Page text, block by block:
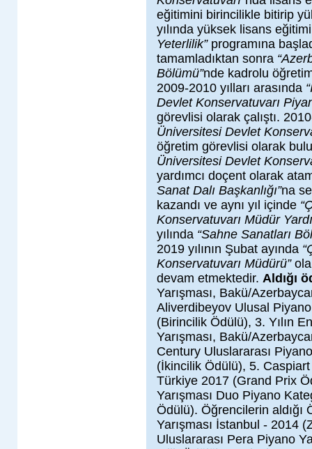
eğitimini birincilikle bitirip
yılında yüksek lisans
Yeterlilik”programına
tamamladıktan sonra
Bölümü”nde kadrolu
2009-2010 yılları arasında
Devlet Konservatuvarı
görevlisi olarak çalıştı.
Üniversitesi Devlet
öğretim görevlisi olarak
Üniversitesi Devlet
yardımcı doçent olarak
Sanat Dalı Başkanlığı”na
kazandı ve aynı yıl içinde
Konservatuvarı Müdür
yılında “Sahne Sanatları
2019 yılının Şubat ayında
Konservatuvarı Müdürü”
devam etmektedir. Aldığı
Yarışması, Bakü/
Aliverdibeyov Ulusal
(Birincilik Ödülü), 3. Yılın
Yarışması, Bakü/
Century Uluslararası
(İkincilik Ödülü), 5. Caspiart
Türkiye 2017 (Grand Prix
Yarışması Duo Piyano
Ödülü). Öğrencilerin aldığı
Yarışması İstanbul - 2014
Uluslararası Pera Piyano